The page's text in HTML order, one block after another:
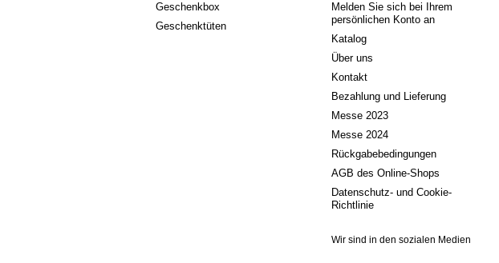
Geschenkbox
Geschenktüten
Melden Sie sich bei Ihrem
persönlichen Konto an
Katalog
Über uns
Kontakt
Bezahlung und Lieferung
Messe 2023
Messe 2024
Rückgabebedingungen
AGB des Online-Shops
Datenschutz- und Cookie-
Richtlinie
Wir sind in den sozialen Medien